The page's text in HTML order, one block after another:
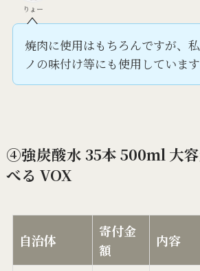
りょー
焼肉に使用はもちろんですが、
ノの味付け等にも使用しています
④強炭酸水 35本 500ml 大
べる VOX
自治体
寄付金
額
内容